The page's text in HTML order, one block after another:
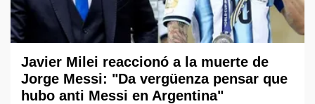
Javier Milei reaccionó a la muerte de
Jorge Messi: "Da vergüenza pensar que
hubo anti Messi en Argentina"